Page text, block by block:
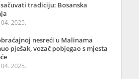
sačuvati tradiciju: Bosanska
2025.
nesreći u Malinama
pješak, vozač pobjegao s mjesta
2025.